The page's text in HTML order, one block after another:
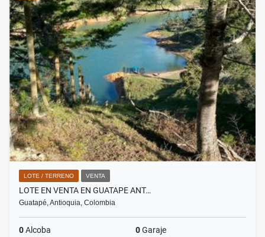
LOTE / TERRENO VENTA
LOTE EN VENTA EN GUATAPE ANT…
Guatapé, Antioquia, Colombia
0Alcoba 0Garaje